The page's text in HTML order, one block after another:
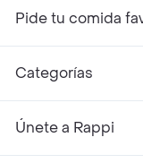
Pide tu comida
Categorías
Únete a Rappi